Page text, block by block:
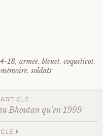
18, armée, bleuet, coquelicot,
mémoire, soldats
Bhoutan qu’en 1999